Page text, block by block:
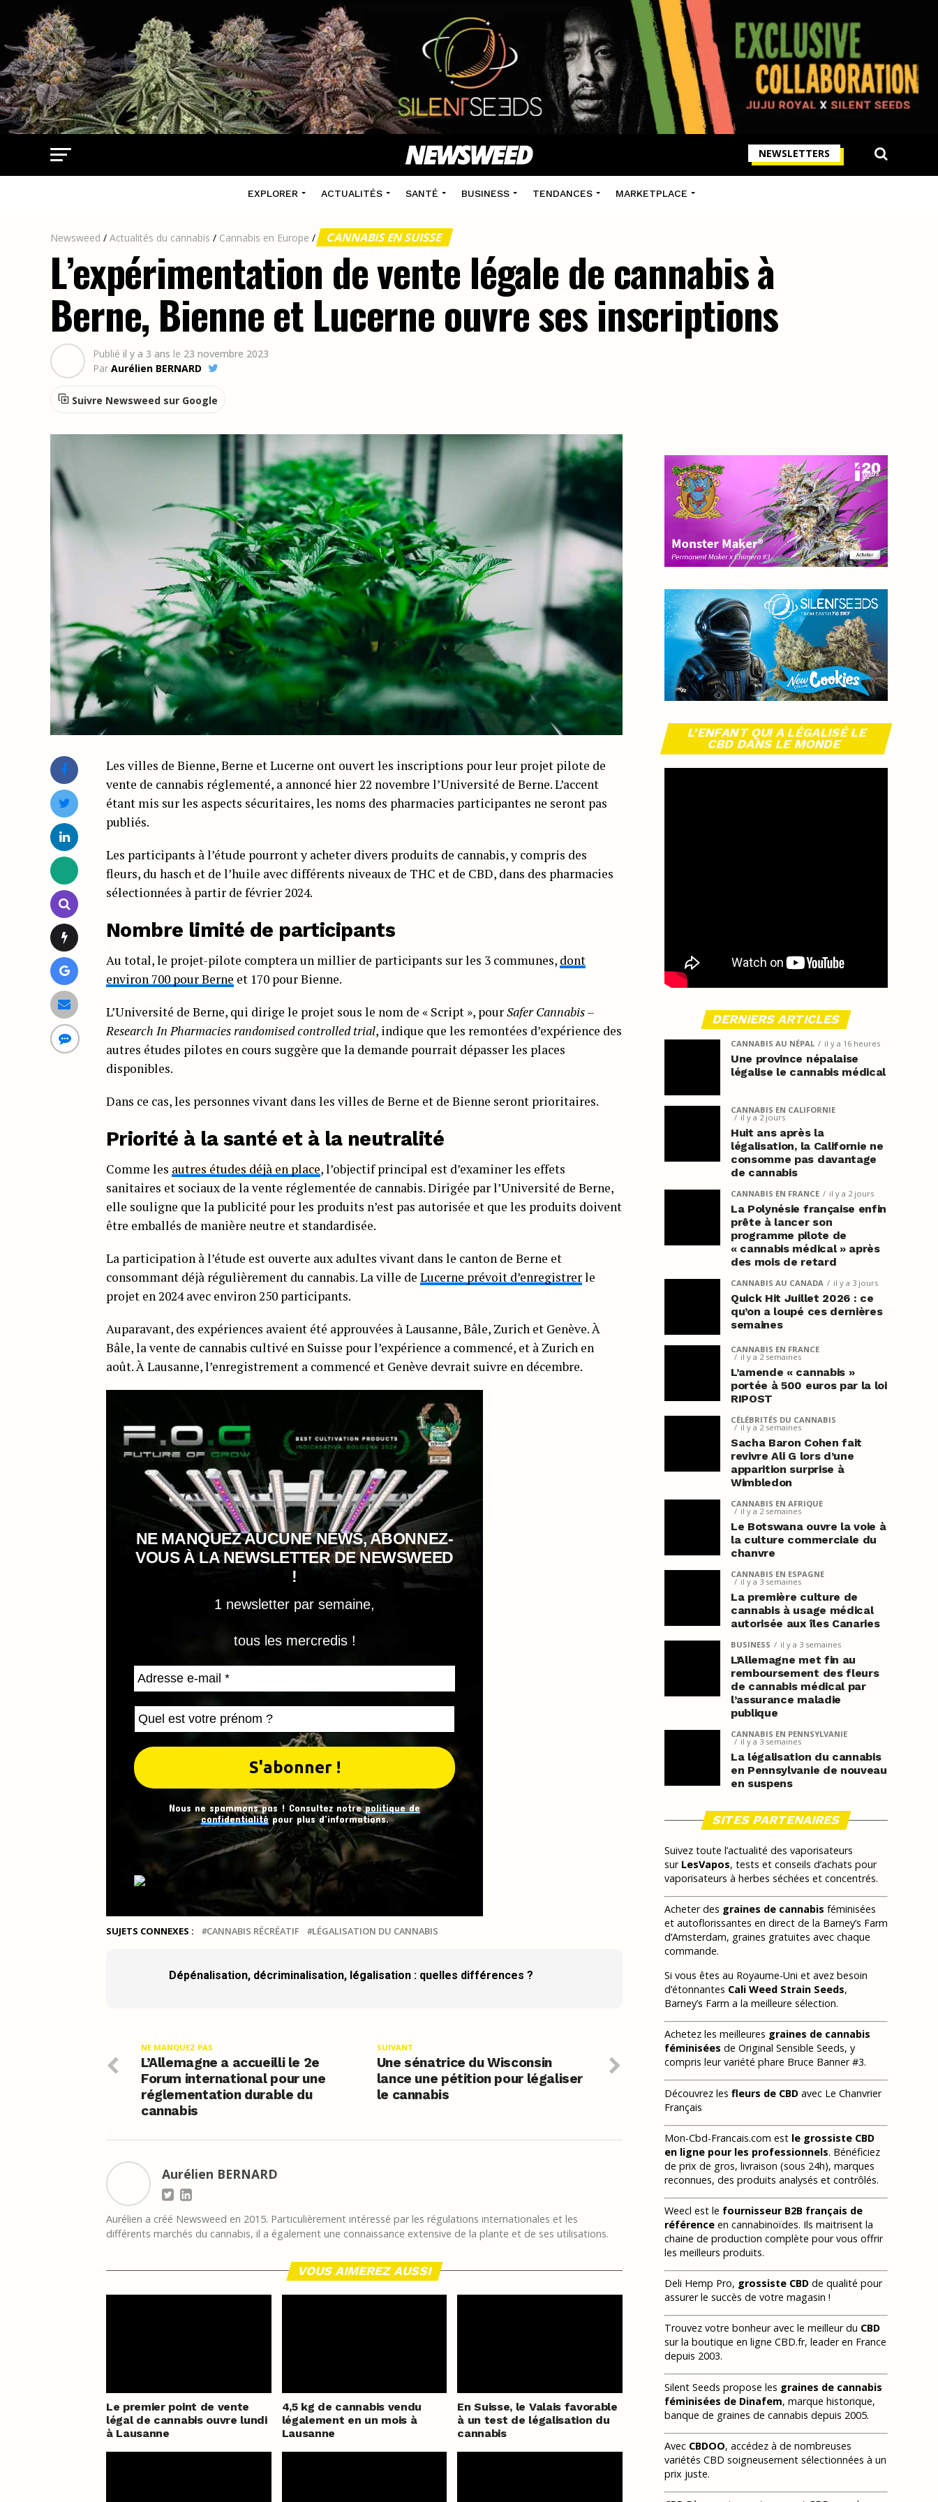
NEWSLETTERS
EXPLORER ACTUALITÉS SANTÉ BUSINESS TENDANCES MARKETPLACE
Newsweed / Actualités du cannabis / Cannabis en Europe / CANNABIS EN SUISSE
L’expérimentation de vente légale de cannabis à
Berne, Bienne et Lucerne ouvre ses inscriptions
Publié il y a 3 ans le 23 novembre 2023
Par Aurélien BERNARD
Suivre Newsweed sur Google
Les villes de Bienne, Berne et Lucerne ont ouvert les inscriptions pour leur projet pilote de
vente de cannabis réglementé, a annoncé hier 22 novembre l’Université de Berne. L’accent
étant mis sur les aspects sécuritaires, les noms des pharmacies participantes ne seront pas
publiés.
Les participants à l’étude pourront y acheter divers produits de cannabis, y compris des
fleurs, du hasch et de l’huile avec différents niveaux de THC et de CBD, dans des pharmacies
sélectionnées à partir de février 2024.
Nombre limité de participants
Au total, le projet-pilote comptera un millier de participants sur les 3 communes, dont
environ 700 pour Berne et 170 pour Bienne.
L’Université de Berne, qui dirige le projet sous le nom de « Script », pourSafer Cannabis –
Research In Pharmacies randomised controlled trial, indique que les remontées d’expérience des
autres études pilotes en cours suggère que la demande pourrait dépasser les places
disponibles.
Dans ce cas, les personnes vivant dans les villes de Berne et de Bienne seront prioritaires.
Priorité à la santé et à la neutralité
Comme les autres études déjà en place, l’objectif principal est d’examiner les effets
sanitaires et sociaux de la vente réglementée de cannabis. Dirigée par l’Université de Berne,
elle souligne que la publicité pour les produits n’est pas autorisée et que les produits doivent
être emballés de manière neutre et standardisée.
La participation à l’étude est ouverte aux adultes vivant dans le canton de Berne et
consommant déjà régulièrement du cannabis. La ville de Lucerne prévoit d’enregistrerle
projet en 2024 avec environ 250 participants.
Auparavant, des expériences avaient été approuvées à Lausanne, Bâle, Zurich et Genève. À
Bâle, la vente de cannabis cultivé en Suisse pour l’expérience a commencé, et à Zurich en
août. À Lausanne, l’enregistrement a commencé et Genève devrait suivre en décembre.
NE MANQUEZ AUCUNE NEWS, ABONNEZ-
VOUS À LA NEWSLETTER DE NEWSWEED
!
1 newsletter par semaine,
tous les mercredis !
Nous ne spammons pas ! Consultez notrepolitique de
confidentialitépour plus d’informations.
SUJETS CONNEXES : CANNABIS RÉCRÉATIF LÉGALISATION DU CANNABIS
Dépénalisation, décriminalisation, légalisation : quelles différences ?
SUIVANT
Une sénatrice du Wisconsin
lance une pétition pour légaliser
le cannabis
NE MANQUEZ PAS
L’Allemagne a accueilli le 2e
Forum international pour une
réglementation durable du
cannabis
Aurélien BERNARD
Aurélien a créé Newsweed en 2015. Particulièrement intéressé par les régulations internationales et les
différents marchés du cannabis, il a également une connaissance extensive de la plante et de ses utilisations.
VOUS AIMEREZ AUSSI
Le premier point de vente
légal de cannabis ouvre lundi
à Lausanne
4,5 kg de cannabis vendu
légalement en un mois à
Lausanne
En Suisse, le Valais favorable
à un test de légalisation du
cannabis
L’ENFANT QUI A LÉGALISÉ LE
CBD DANS LE MONDE
DERNIERS ARTICLES
CANNABIS AU NÉPAL il y a 16 heures
Une province népalaise
légalise le cannabis médical
CANNABIS EN CALIFORNIE
il y a 2 jours
Huit ans après la
légalisation, la Californie ne
consomme pas davantage
de cannabis
CANNABIS EN FRANCE il y a 2 jours
La Polynésie française enfin
prête à lancer son
programme pilote de
« cannabis médical » après
des mois de retard
CANNABIS AU CANADA il y a 3 jours
Quick Hit Juillet 2026 : ce
qu’on a loupé ces dernières
semaines
CANNABIS EN FRANCE
il y a 2 semaines
L’amende « cannabis »
portée à 500 euros par la loi
RIPOST
CÉLÉBRITÉS DU CANNABIS
il y a 2 semaines
Sacha Baron Cohen fait
revivre Ali G lors d’une
apparition surprise à
Wimbledon
CANNABIS EN AFRIQUE
il y a 2 semaines
Le Botswana ouvre la voie à
la culture commerciale du
chanvre
CANNABIS EN ESPAGNE
il y a 3 semaines
La première culture de
cannabis à usage médical
autorisée aux îles Canaries
BUSINESS il y a 3 semaines
L’Allemagne met fin au
remboursement des fleurs
de cannabis médical par
l’assurance maladie
publique
CANNABIS EN PENNSYLVANIE
il y a 3 semaines
La légalisation du cannabis
en Pennsylvanie de nouveau
en suspens
SITES PARTENAIRES
Suivez toute l’actualité des vaporisateurs
sur LesVapos, tests et conseils d’achats pour
vaporisateurs à herbes séchées et concentrés.
Acheter des graines de cannabis féminisées
et autoflorissantes en direct de la Barney’s Farm
d’Amsterdam, graines gratuites avec chaque
commande.
Si vous êtes au Royaume-Uni et avez besoin
d’étonnantes Cali Weed Strain Seeds,
Barney’s Farm a la meilleure sélection.
Achetez les meilleures graines de cannabis
féminisées de Original Sensible Seeds, y
compris leur variété phare Bruce Banner #3.
Découvrez les fleurs de CBD avec Le Chanvrier
Français
Mon-Cbd-Francais.com est le grossiste CBD
en ligne pour les professionnels. Bénéficiez
de prix de gros, livraison (sous 24h), marques
reconnues, des produits analysés et contrôlés.
Weecl est le fournisseur B2B français de
référence en cannabinoïdes. Ils maitrisent la
chaine de production complète pour vous offrir
les meilleurs produits.
Deli Hemp Pro, grossiste CBD de qualité pour
assurer le succès de votre magasin !
Trouvez votre bonheur avec le meilleur du CBD
sur la boutique en ligne CBD.fr, leader en France
depuis 2003.
Silent Seeds propose les graines de cannabis
féminisées de Dinafem, marque historique,
banque de graines de cannabis depuis 2005.
Avec CBDOO, accédez à de nombreuses
variétés CBD soigneusement sélectionnées à un
prix juste.